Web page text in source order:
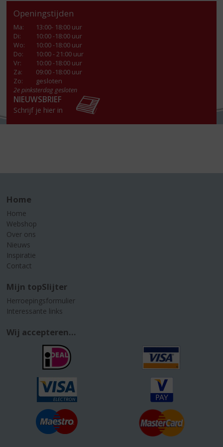
Openingstijden
Ma:
13:00- 18:00 uur
Di:
10:00 -18:00 uur
Wo:
10:00 -18:00 uur
Do:
10:00 - 21:00 uur
Vr:
10:00 -18:00 uur
Za:
09:00 -18:00 uur
Zo:
gesloten
2e pinksterdag gesloten
NIEUWSBRIEF
Schrijf je hier in
Home
Home
Webshop
Over ons
Nieuws
Inspiratie
Contact
Mijn topSlijter
Herroepingsformulier
Interessante links
Wij accepteren...